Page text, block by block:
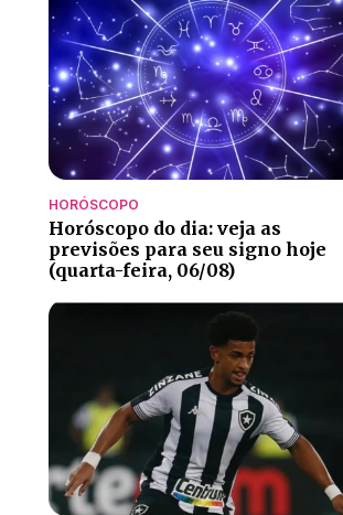
HORÓSCOPO
Horóscopo do dia: veja as
previsões para seu signo hoje
(quarta-feira, 06/08)